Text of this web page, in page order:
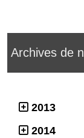
Archives de
2013
2014